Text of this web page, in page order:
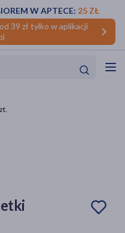
39 zł tylko w aplikacji
W APTECE: 25 ZŁ